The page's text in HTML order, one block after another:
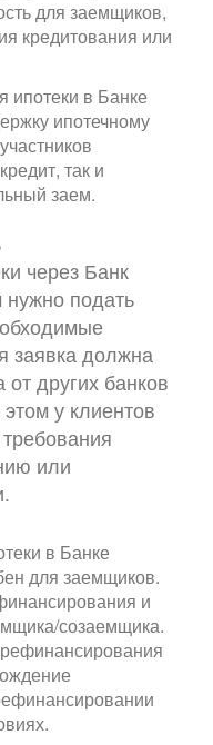
для заемщиков,
кредитования или
ипотеки в Банке
ипотечному
так и
заем.
через Банк
подать
заявка должна
других банков
у клиентов
или
в Банке
для заемщиков.
и
созаемщика.